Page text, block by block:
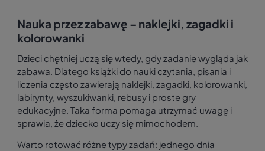
Nauka przez zabawę – naklejki, zagadki i
kolorowanki
Dzieci chętniej uczą się wtedy, gdy zadanie wygląda jak
zabawa. Dlatego książki do nauki czytania, pisania i
liczenia często zawierają naklejki, zagadki, kolorowanki,
labirynty, wyszukiwanki, rebusy i proste gry
edukacyjne. Taka forma pomaga utrzymać uwagę i
sprawia, że dziecko uczy się mimochodem.
Warto rotować różne typy zadań: jednego dnia